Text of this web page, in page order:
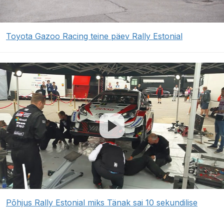
Toyota Gazoo Racing teine päev Rally Estonial
Põhjus Rally Estonial miks Tänak sai 10 sekundilise